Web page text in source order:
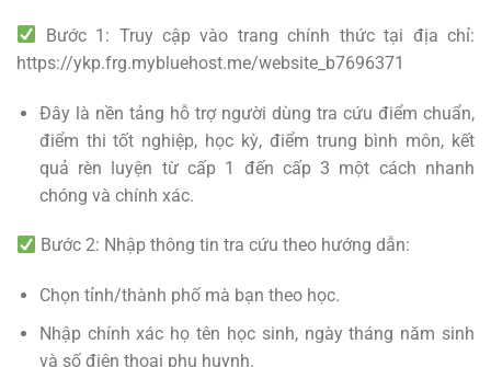
Bước 1: Truy cập vào trang chính thức tại địa chỉ:
https://ykp.frg.mybluehost.me/website_b7696371
Đây là nền tảng hỗ trợ người dùng tra cứu điểm chuẩn,
điểm thi tốt nghiệp, học kỳ, điểm trung bình môn, kết
quả rèn luyện từ cấp 1 đến cấp 3 một cách nhanh
chóng và chính xác.
Bước 2: Nhập thông tin tra cứu theo hướng dẫn:
Chọn tỉnh/thành phố mà bạn theo học.
Nhập chính xác họ tên học sinh, ngày tháng năm sinh
và số điện thoại phụ huynh.